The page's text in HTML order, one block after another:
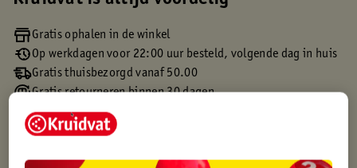
Gratis ophalen in de winkel
Op werkdagen voor 22:00 uur besteld, volgende dag in huis
Gratis thuisbezorgd vanaf 50.00
Gratis retourneren binnen 30 dagen
Gratis punten met je Kruidvat kaart